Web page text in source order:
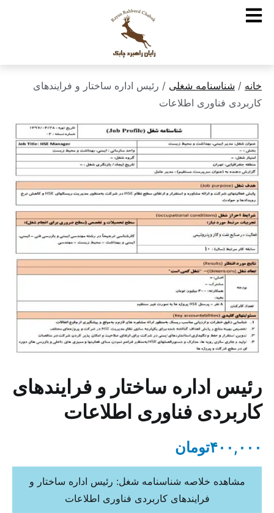
خانه / شناسنامه شغلی / رئیس اداره ساختار و فرایندهای
کاربردی فناوری اطلاعات
رئیس اداره ساختار و فرایندهای
کاربردی فناوری اطلاعات
۴۰۰,۰۰۰تومان
مشاهده خلاصه شناسنامه شغل: رئیس اداره ساختار و
فرایندهای کاربردی فناوری اطلاعات